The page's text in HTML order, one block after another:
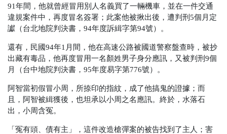
91年間，他就曾經冒用別人名義買了一輛機車，並在一件交通
違規案件中，再度冒名簽署；此案他被揪出後，遭判刑5個月定
讞（台北地院判決書，94年度訴緝字第94號）。
還有，民國94年1月間，他在高速公路被國道警察盤查時，被抄
出藏有毒品，他再度冒用一名顏姓男子身分應訊，又被判刑9個
月（台中地院判決書，95年度易字第776號）。
阿智當初假冒小周，所捺印的指紋，成了他搞鬼的證據；而
且，阿智被緝獲後，也坦承以小周之名應訊。終於，水落石
出，小周含冤。
「冤有頭、債有主」，這件改造槍彈案的被告找到了主人；害